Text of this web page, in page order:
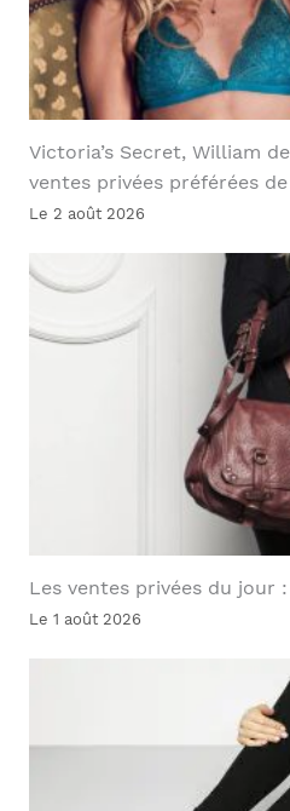
Victoria’s Secret, William
ventes privées préférées
Le 2 août 2026
Les ventes privées du jour
Le 1 août 2026